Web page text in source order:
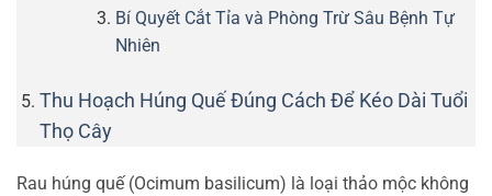
Bí Quyết Cắt Tỉa và Phòng Trừ Sâu Bệnh Tự
Nhiên
Thu Hoạch Húng Quế Đúng Cách Để Kéo Dài Tuổi
Thọ Cây
Rau húng quế (Ocimum basilicum) là loại thảo mộc không